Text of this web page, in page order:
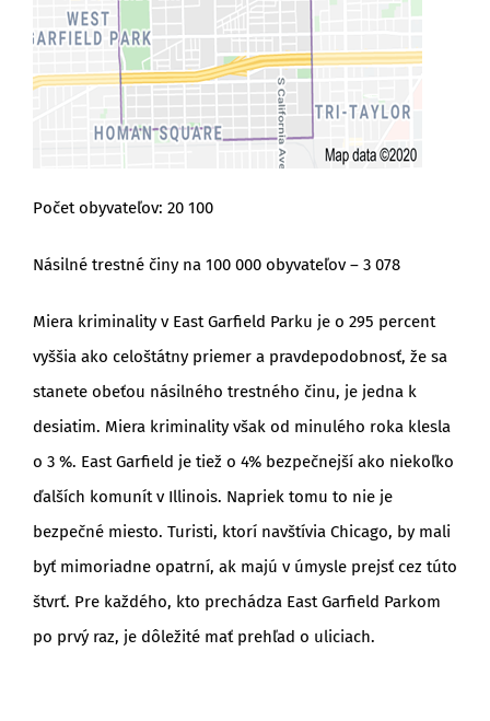
Počet obyvateľov: 20 100
Násilné trestné činy na 100 000 obyvateľov – 3 078
Miera kriminality v East Garfield Parku je o 295 percent
vyššia ako celoštátny priemer a pravdepodobnosť, že sa
stanete obeťou násilného trestného činu, je jedna k
desiatim. Miera kriminality však od minulého roka klesla
o 3 %. East Garfield je tiež o 4% bezpečnejší ako niekoľko
ďalších komunít v Illinois. Napriek tomu to nie je
bezpečné miesto. Turisti, ktorí navštívia Chicago, by mali
byť mimoriadne opatrní, ak majú v úmysle prejsť cez túto
štvrť. Pre každého, kto prechádza East Garfield Parkom
po prvý raz, je dôležité mať prehľad o uliciach.